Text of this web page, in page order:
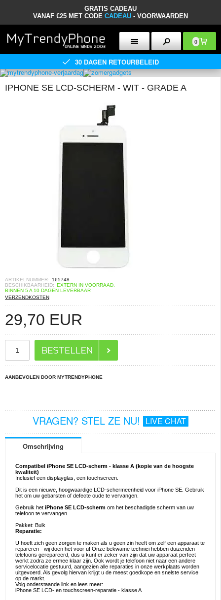
GRATIS CADEAU
VANAF €25 MET CODE CADEAU - VOORWAARDEN
0
30 DAGEN RETOURBELEID
IPHONE SE LCD-SCHERM - WIT - GRADE A
ARTIKELNUMMER:
165748
BESCHIKBAARHEID: EXTERN IN VOORRAAD.
BINNEN 5 A 10 DAGEN LEVERBAAR
VERZENDKOSTEN
29,70 EUR
AANBEVOLEN DOOR MYTRENDYPHONE
VRAGEN? STEL ZE NU! LIVE CHAT
Omschrijving
Compatibel iPhone SE LCD-scherm - klasse A (kopie van de hoogste
kwaliteit)
Inclusief een displayglas, een touchscreen.
Dit is een nieuwe, hoogwaardige LCD-schermeenheid voor iPhone SE. Gebruik
het om uw gebarsten of defecte oude te vervangen.
Gebruik het iPhone SE LCD-scherm om het beschadigde scherm van uw
telefoon te vervangen.
Pakket: Bulk
Reparatie:
U hoeft zich geen zorgen te maken als u geen zin heeft om zelf een apparaat te
repareren - wij doen het voor u! Onze bekwame technici hebben duizenden
telefoons gerepareerd, dus u kunt er zeker van zijn dat uw apparaat perfect
werkt zodra ze ermee klaar zijn. Ook wordt je telefoon niet naar een andere
servicelocatie gestuurd, aangezien alle reparaties in onze werkplaats worden
uitgevoerd. Als gevolg hiervan krijgt u de meest goedkope en snelste service
op de markt.
Volg onderstaande link en lees meer:
iPhone SE LCD- en touchscreen-reparatie - klasse A